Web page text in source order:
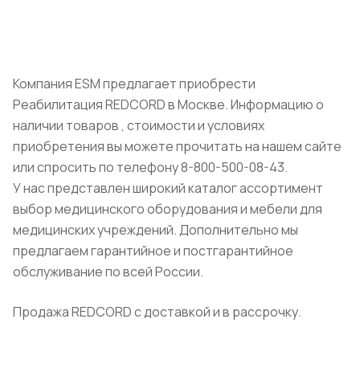
Компания ESM предлагает приобрести
Реабилитация REDCORD в Москве. Информацию о
наличии товаров , стоимости и условиях
приобретения вы можете прочитать на нашем сайте
или спросить по телефону 8-800-500-08-43.
У нас представлен широкий каталог ассортимент
выбор медицинского оборудования и мебели для
медицинских учреждений. Дополнительно мы
предлагаем гарантийное и постгарантийное
обслуживание по всей России.
Продажа REDCORD с доставкой и в рассрочку.